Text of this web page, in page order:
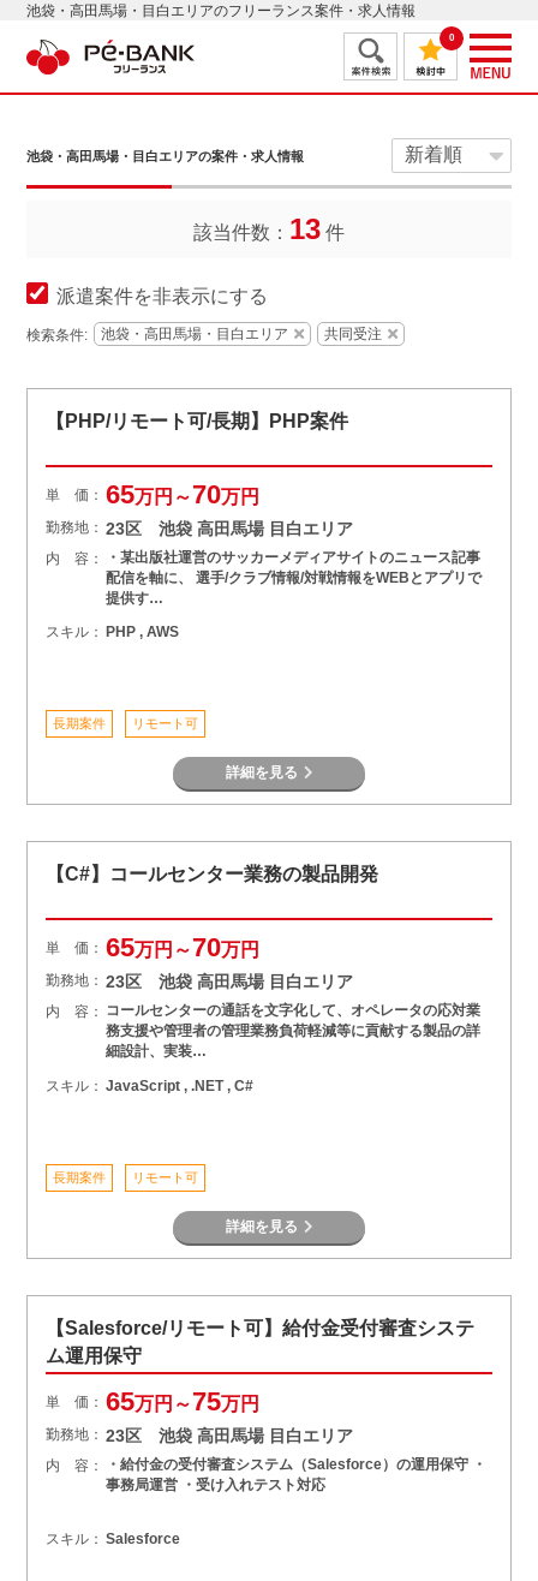
池袋・高田馬場・目白エリアのフリーランス案件・求人情報
0
池袋・高田馬場・目白エリアの案件・求人情報
該当件数： 13 件
派遣案件を非表示にする
検索条件: 池袋・高田馬場・目白エリア 共同受注
【PHP/リモート可/長期】PHP案件
単 価： 65万円～70万円
勤務地： 23区 池袋 高田馬場 目白エリア
内 容：
・某出版社運営のサッカーメディアサイトのニュース記事
配信を軸に、 選手/クラブ情報/対戦情報をWEBとアプリで
提供す…
スキル： PHP , AWS
長期案件 リモート可
詳細を見る
【C#】コールセンター業務の製品開発
単 価： 65万円～70万円
勤務地： 23区 池袋 高田馬場 目白エリア
内 容： コールセンターの通話を文字化して、オペレータの応対業
務支援や管理者の管理業務負荷軽減等に貢献する製品の詳
細設計、実装…
スキル： JavaScript , .NET , C#
長期案件 リモート可
詳細を見る
【Salesforce/リモート可】給付金受付審査システ
ム運用保守
単 価： 65万円～75万円
勤務地： 23区 池袋 高田馬場 目白エリア
内 容：
・給付金の受付審査システム（Salesforce）の運用保守 ・
事務局運営 ・受け入れテスト対応
スキル： Salesforce